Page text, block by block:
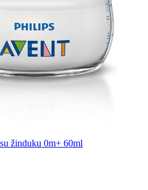
žinduku 0m+ 60ml